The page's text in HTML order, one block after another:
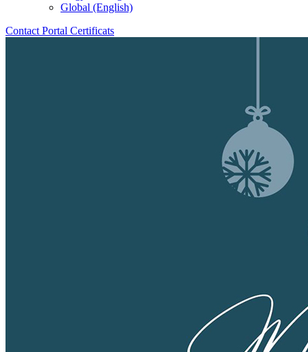
Global (English)
Contact Portal Certificats